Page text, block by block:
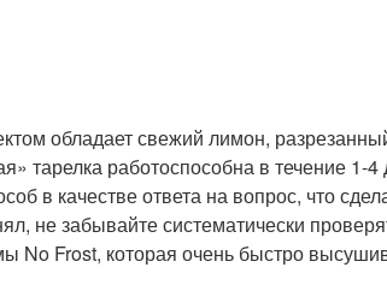
обладает свежий лимон,
тарелка работоспособна в течение 1-4
в качестве ответа на вопрос, что
не забывайте систематически
No Frost, которая очень быстро